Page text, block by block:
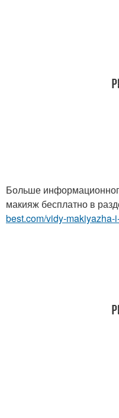
Больше
макияж бесплатно в
best.com/vidy-makiyazha-